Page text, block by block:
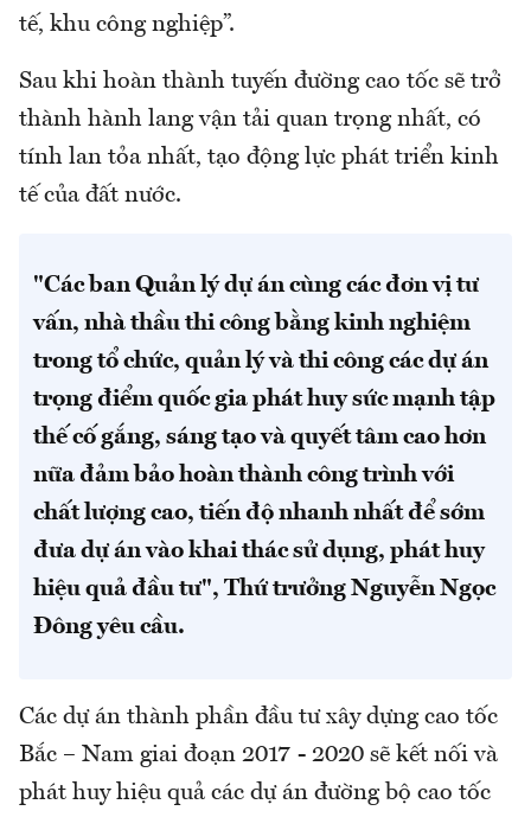
tế, khu công nghiệp”.
Sau khi hoàn thành tuyến đường cao tốc sẽ trở
thành hành lang vận tải quan trọng nhất, có
tính lan tỏa nhất, tạo động lực phát triển kinh
tế của đất nước.
"Các ban Quản lý dự án cùng các đơn vị tư
vấn, nhà thầu thi công bằng kinh nghiệm
trong tổ chức, quản lý và thi công các dự án
trọng điểm quốc gia phát huy sức mạnh tập
thế cố gắng, sáng tạo và quyết tâm cao hơn
nữa đảm bảo hoàn thành công trình với
chất lượng cao, tiến độ nhanh nhất để sớm
đưa dự án vào khai thác sử dụng, phát huy
hiệu quả đầu tư", Thứ trưởng Nguyễn Ngọc
Đông yêu cầu.
Các dự án thành phần đầu tư xây dựng cao tốc
Bắc – Nam giai đoạn 2017 - 2020 sẽ kết nối và
phát huy hiệu quả các dự án đường bộ cao tốc